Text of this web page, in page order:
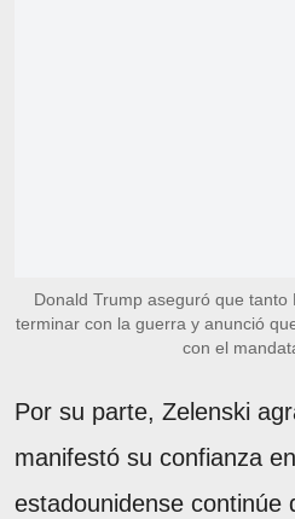
Donald Trump aseguró que
terminar con la guerra y anunció
con el
Por su parte, Zelenski
manifestó su confianza
estadounidense continúe